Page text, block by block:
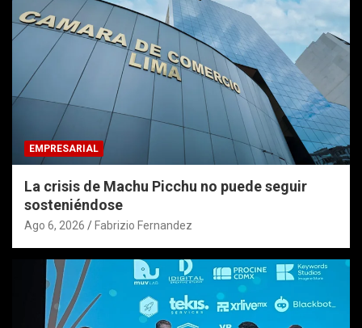
EMPRESARIAL
La crisis de Machu Picchu no puede seguir
sosteniéndose
Ago 6, 2026 Fabrizio Fernandez